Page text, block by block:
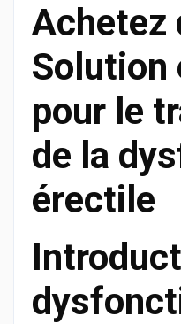
Achetez
Solution
pour le
de la
érectile